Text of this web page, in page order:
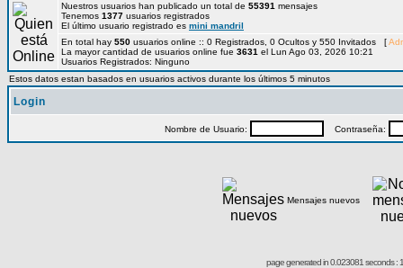
Nuestros usuarios han publicado un total de 55391 mensajes
Tenemos 1377 usuarios registrados
El último usuario registrado es mini mandril
En total hay 550 usuarios online :: 0 Registrados, 0 Ocultos y 550 Invitados [
La mayor cantidad de usuarios online fue 3631 el Lun Ago 03, 2026 10:21
Usuarios Registrados: Ninguno
Estos datos estan basados en usuarios activos durante los últimos 5 minutos
Login
Nombre de Usuario: Contraseña:
Mensajes nuevos
page generated in 0.023081 seconds :